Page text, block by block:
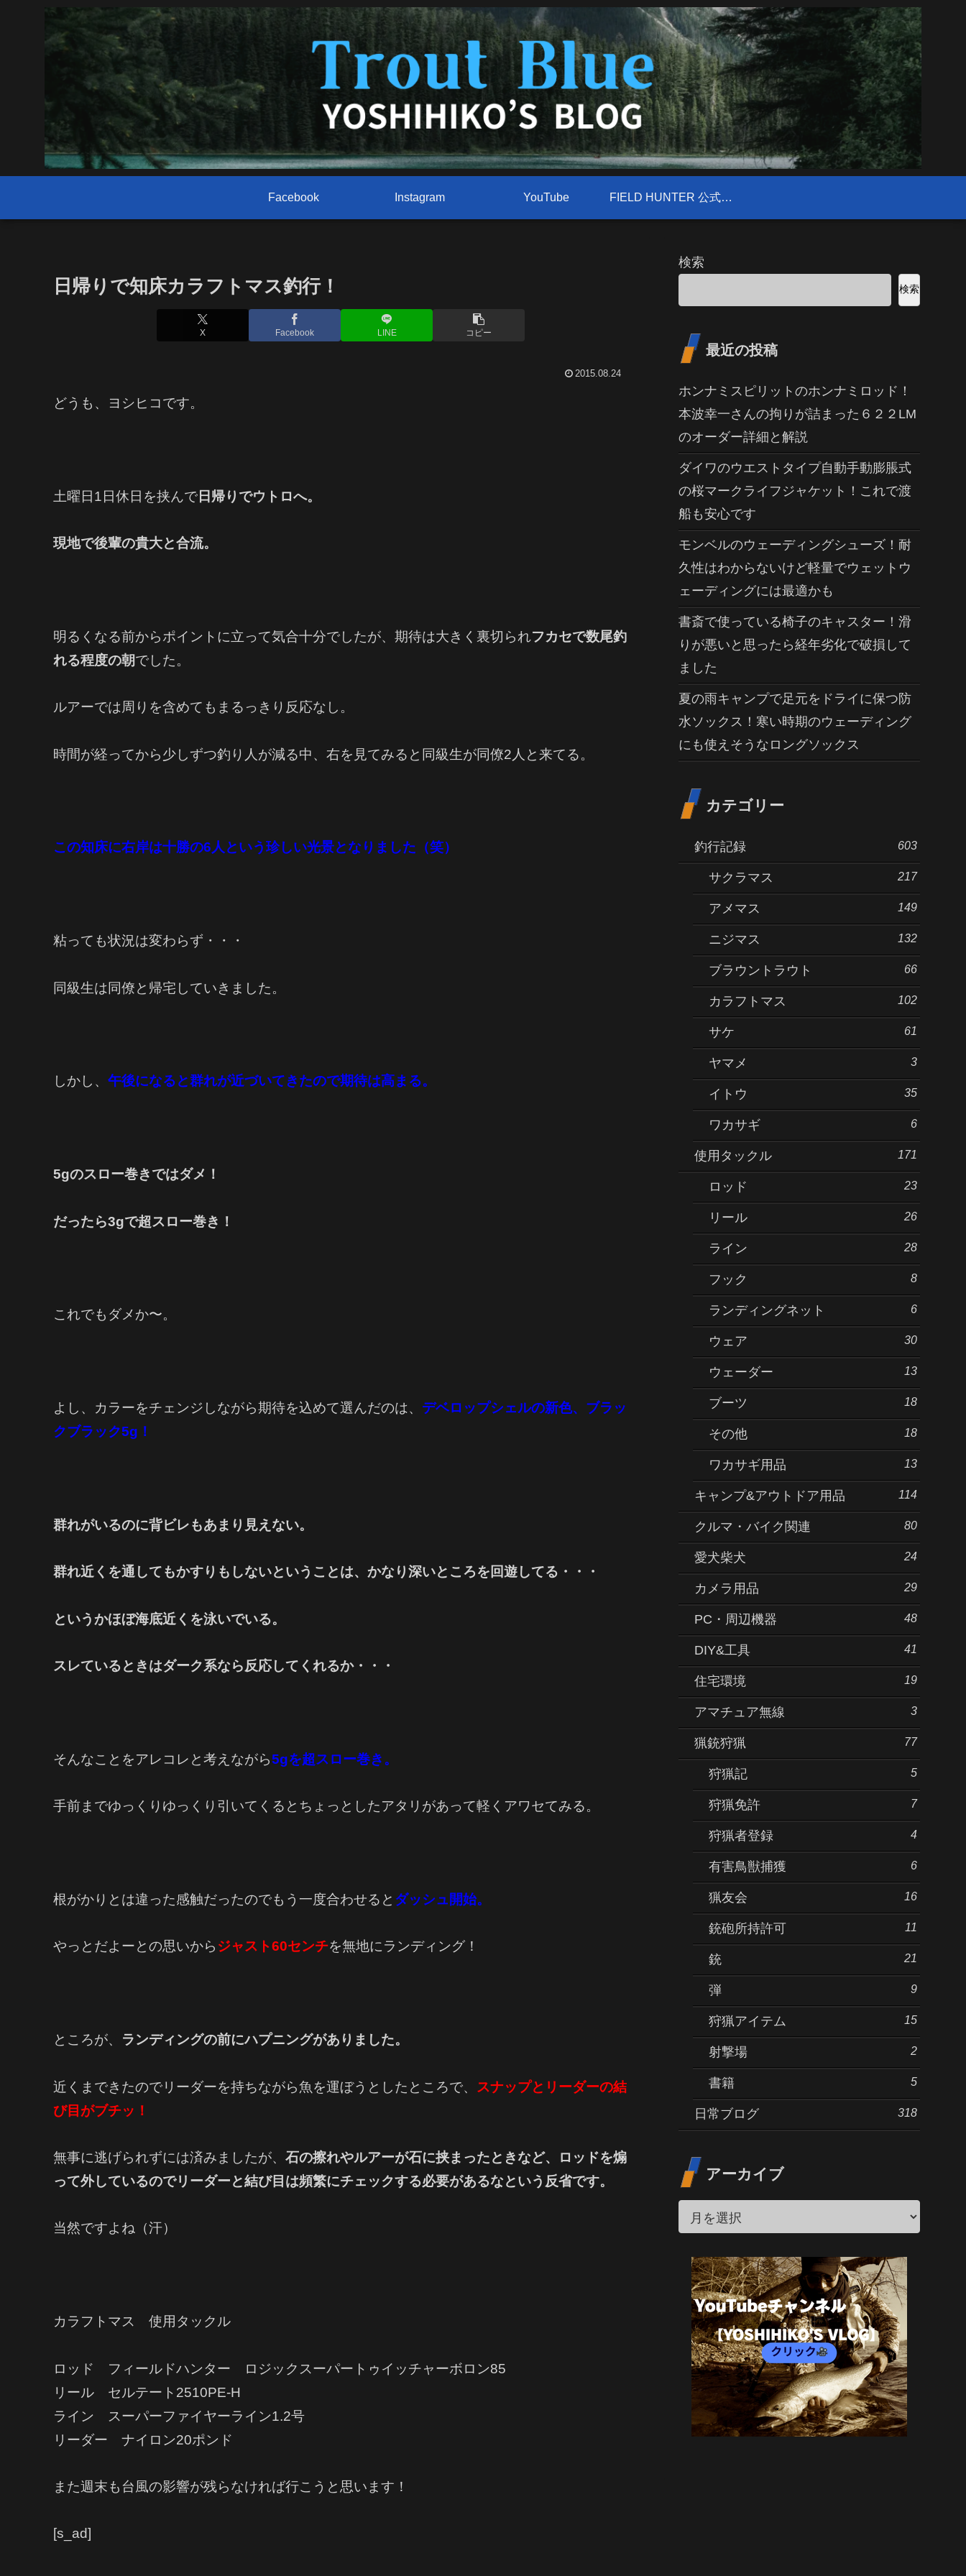
Facebook Instagram YouTube FIELD HUNTER 公式サイト
日帰りで知床カラフトマス釣行！
X Facebook LINE コピー
2015.08.24
どうも、ヨシヒコです。
土曜日1日休日を挟んで 日帰りでウトロへ。
現地で後輩の貴大と合流。
明るくなる前からポイントに立って気合十分でしたが、期待は大きく裏切られフカセで数尾釣
れる程度の朝でした。
ルアーでは周りを含めてもまるっきり反応なし。
時間が経ってから少しずつ釣り人が減る中、右を見てみると同級生が同僚2人と来てる。
この知床に右岸は十勝の6人という珍しい光景となりました（笑）
粘っても状況は変わらず・・・
同級生は同僚と帰宅していきました。
しかし、 午後になると群れが近づいてきたので期待は高まる。
5gのスロー巻きではダメ！
だったら3gで超スロー巻き！
これでもダメか〜。
よし、カラーをチェンジしながら期待を込めて選んだのは、 デベロップシェルの新色、ブラッ
クブラック5g！
群れがいるのに背ビレもあまり見えない。
群れ近くを通してもかすりもしないということは、かなり深いところを回遊してる・・・
というかほぼ海底近くを泳いでいる。
スレているときはダーク系なら反応してくれるか・・・
そんなことをアレコレと考えながら5gを超スロー巻き。
手前までゆっくりゆっくり引いてくるとちょっとしたアタリがあって軽くアワセてみる。
根がかりとは違った感触だったのでもう一度合わせると ダッシュ開始。
やっとだよーとの思いから ジャスト60センチを無地にランディング！
ところが、 ランディングの前にハプニングがありました。
近くまできたのでリーダーを持ちながら魚を運ぼうとしたところで、 スナップとリーダーの結
び目がブチッ！
無事に逃げられずには済みましたが、 石の擦れやルアーが石に挟まったときなど、ロッドを煽
って外しているのでリーダーと結び目は頻繁にチェックする必要があるなという反省です。
当然ですよね（汗）
カラフトマス 使用タックル
ロッド フィールドハンター ロジックスーパートゥイッチャーボロン85
リール セルテート2510PE-H
ライン スーパーファイヤーライン1.2号
リーダー ナイロン20ポンド
また週末も台風の影響が残らなければ行こうと思います！
[s_ad]
検索
検索
最近の投稿
ホンナミスピリットのホンナミロッド！
本波幸一さんの拘りが詰まった６２２LM
のオーダー詳細と解説
ダイワのウエストタイプ自動手動膨脹式
の桜マークライフジャケット！これで渡
船も安心です
モンベルのウェーディングシューズ！耐
久性はわからないけど軽量でウェットウ
ェーディングには最適かも
書斎で使っている椅子のキャスター！滑
りが悪いと思ったら経年劣化で破損して
ました
夏の雨キャンプで足元をドライに保つ防
水ソックス！寒い時期のウェーディング
にも使えそうなロングソックス
カテゴリー
釣行記録 603
サクラマス 217
アメマス 149
ニジマス 132
ブラウントラウト 66
カラフトマス 102
サケ 61
ヤマメ 3
イトウ 35
ワカサギ 6
使用タックル 171
ロッド 23
リール 26
ライン 28
フック 8
ランディングネット 6
ウェア 30
ウェーダー 13
ブーツ 18
その他 18
ワカサギ用品 13
キャンプ&アウトドア用品 114
クルマ・バイク関連 80
愛犬柴犬 24
カメラ用品 29
PC・周辺機器 48
DIY&工具 41
住宅環境 19
アマチュア無線 3
猟銃狩猟 77
狩猟記 5
狩猟免許 7
狩猟者登録 4
有害鳥獣捕獲 6
猟友会 16
銃砲所持許可 11
銃 21
弾 9
狩猟アイテム 15
射撃場 2
書籍 5
日常ブログ 318
アーカイブ